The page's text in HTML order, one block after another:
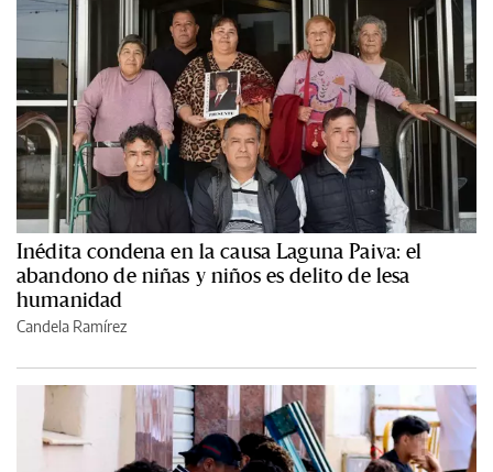
Inédita condena en la causa Laguna Paiva: el
abandono de niñas y niños es delito de lesa
humanidad
Candela Ramírez